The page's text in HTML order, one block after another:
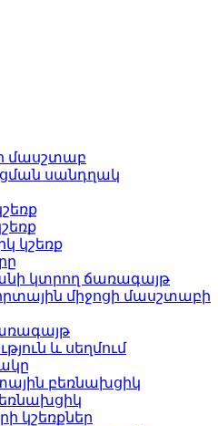
մասշտաբ
սանդղակ
կշեռք
կտրող ճառագայթ
միջոցի մասշտաբի
և սեղմում
բեռնախցիկ
կշեռքներ